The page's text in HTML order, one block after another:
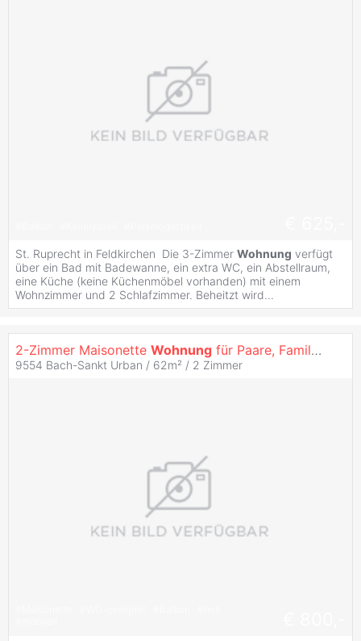
St. Ruprecht in Feldkirchen Die 3-Zimmer Wohnung verfügt
über ein Bad mit Badewanne, ein extra WC, ein Abstellraum,
eine Küche (keine Küchenmöbel vorhanden) mit einem
Wohnzimmer und 2 Schlafzimmer. Beheitzt wird...
2-Zimmer Maisonette Wohnung für Paare, Familien, Studenten
9554 Bach-Sankt Urban / 62m² / 2 Zimmer